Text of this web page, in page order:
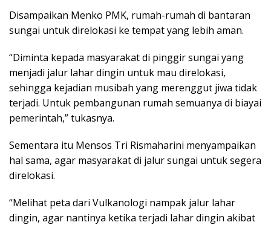
Disampaikan Menko PMK, rumah-rumah di bantaran
sungai untuk direlokasi ke tempat yang lebih aman.
“Diminta kepada masyarakat di pinggir sungai yang
menjadi jalur lahar dingin untuk mau direlokasi,
sehingga kejadian musibah yang merenggut jiwa tidak
terjadi. Untuk pembangunan rumah semuanya di biayai
pemerintah,” tukasnya.
Sementara itu Mensos Tri Rismaharini menyampaikan
hal sama, agar masyarakat di jalur sungai untuk segera
direlokasi.
“Melihat peta dari Vulkanologi nampak jalur lahar
dingin, agar nantinya ketika terjadi lahar dingin akibat